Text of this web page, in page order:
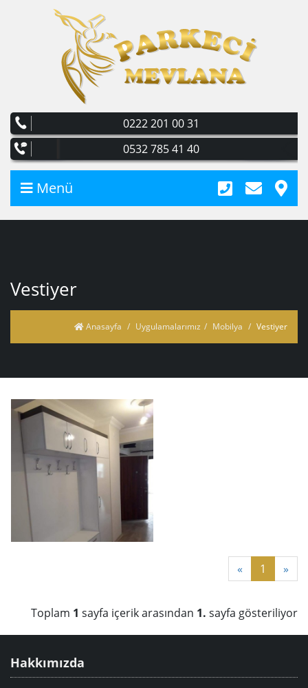
0222 201 00 31
0532 785 41 40
Menü
Vestiyer
Anasayfa Uygulamalarımız Mobilya Vestiyer
« 1 »
Toplam 1 sayfa içerik arasından 1. sayfa gösteriliyor
Hakkımızda